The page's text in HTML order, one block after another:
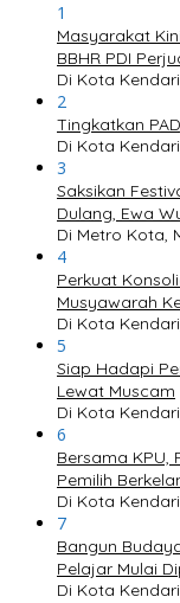
1
Masyarakat
BBHR PDI
Di Kota
2
Tingkatkan
Di Kota
3
Saksikan
Dulang, Ewa
Di Metro Kota,
4
Perkuat
Musyawarah
Di Kota
5
Siap Hadapi
Lewat Muscam
Di Kota
6
Bersama KPU,
Pemilih
Di Kota
7
Bangun
Pelajar Mulai
Di Kota